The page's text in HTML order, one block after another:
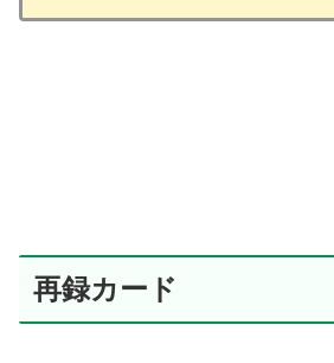
再録カード